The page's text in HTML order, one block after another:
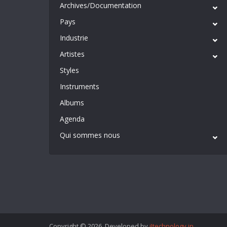
Archives/Documentation
Pays
Industrie
Artistes
Styles
Instruments
Albums
Agenda
Qui sommes nous